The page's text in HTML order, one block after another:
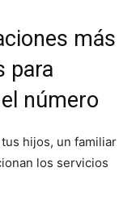
más
para
número
hijos, un familiar
los servicios